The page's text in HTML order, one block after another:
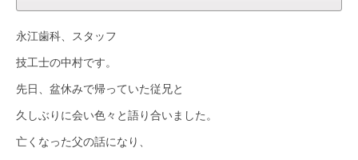
永江歯科、スタッフ
技工士の中村です。
先日、盆休みで帰っていた従兄と
久しぶりに会い色々と語り合いました。
亡くなった父の話になり、